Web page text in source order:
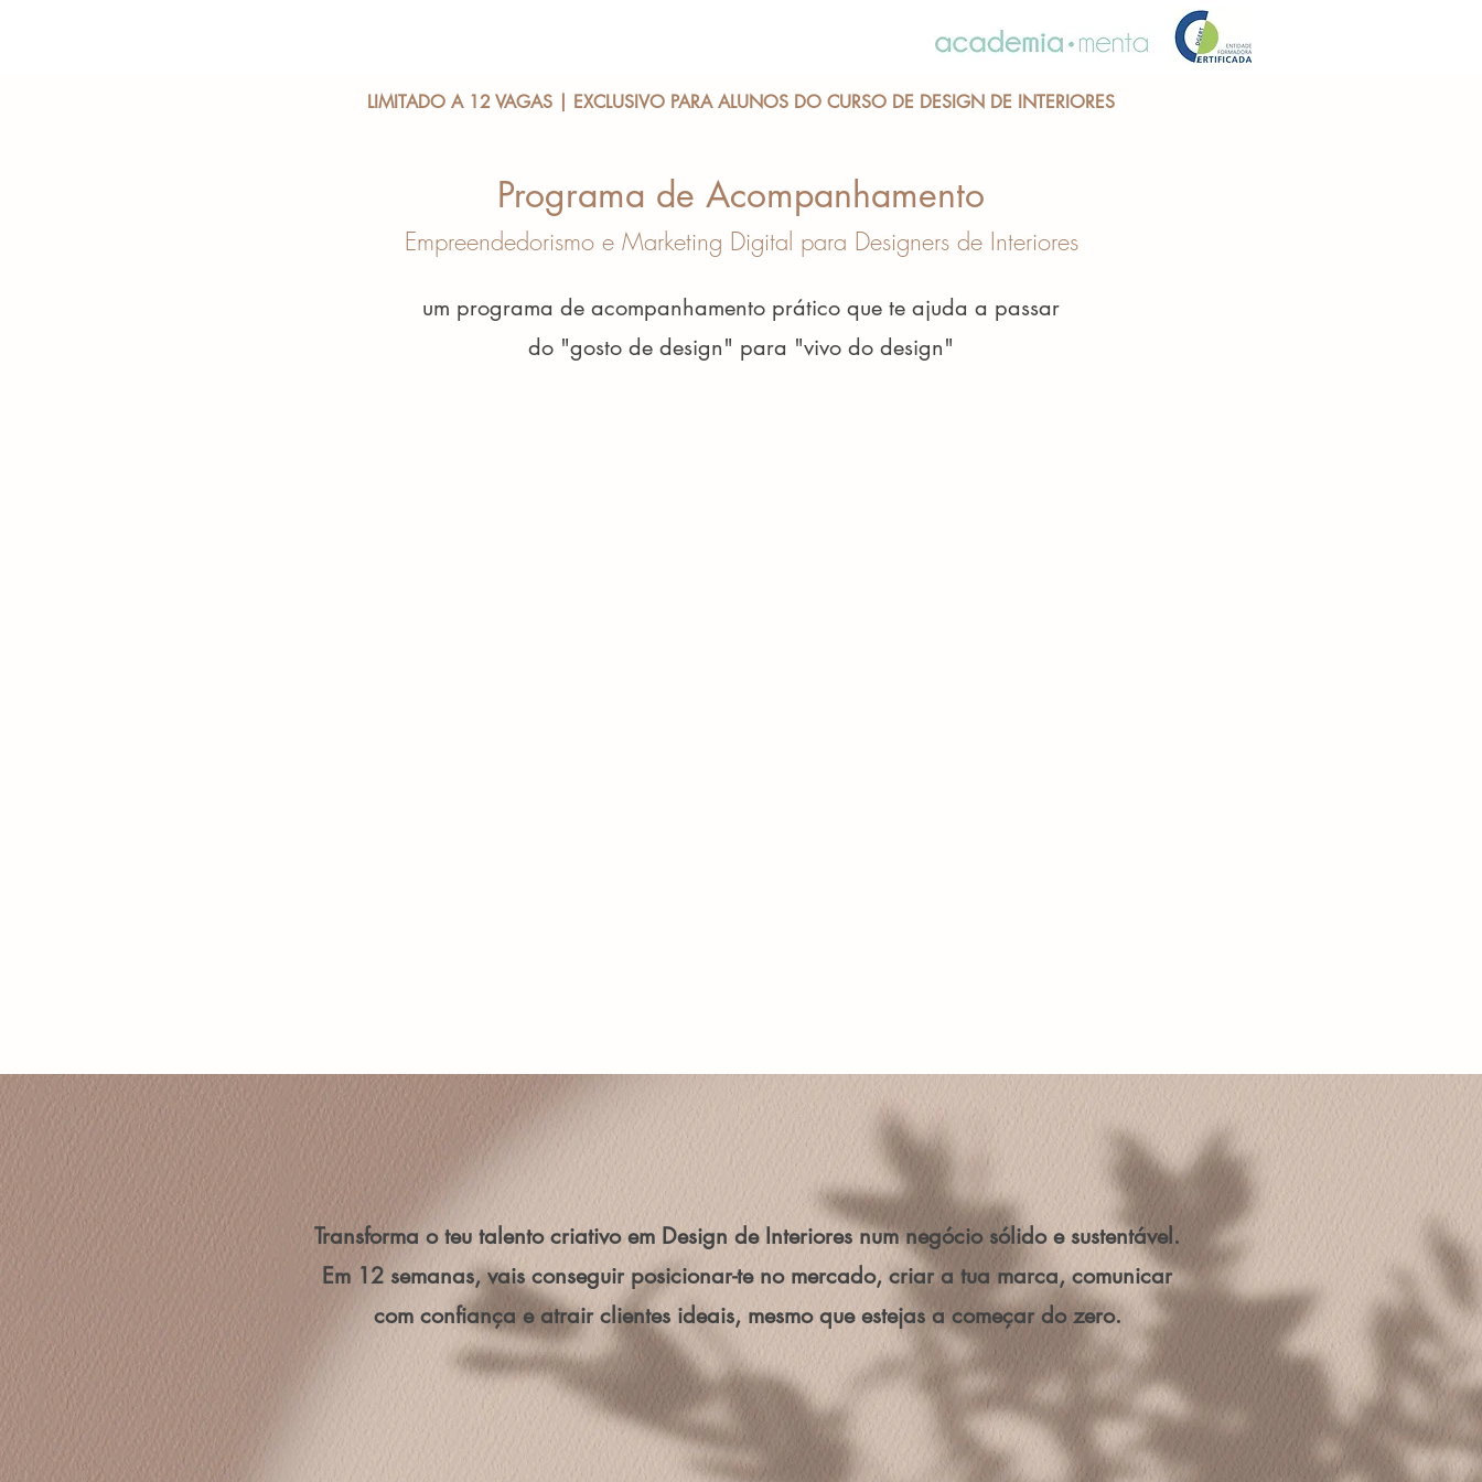
LIMITADO A 12 VAGAS | EXCLUSIVO PARA ALUNOS DO CURSO DE DESIGN DE INTERIORES
Programa de Acompanhamento
Empreendedorismo e Marketing Digital para Designers de Interiores
um programa de acompanhamento prático que te ajuda a passar
do "gosto de design" para "vivo do design"
Transforma o teu talento criativo em Design de Interiores num negócio sólido e sustentável.
Em 12 semanas, vais conseguir posicionar-te no mercado, criar a tua marca, comunicar
com confiança e atrair clientes ideais, mesmo que estejas a começar do zero.